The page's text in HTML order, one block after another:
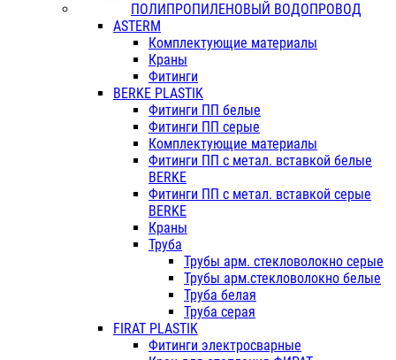
ПОЛИПРОПИЛЕНОВЫЙ ВОДОПРОВОД
ASTERM
Комплектующие материалы
Краны
Фитинги
BERKE PLASTIK
Фитинги ПП белые
Фитинги ПП серые
Комплектующие материалы
Фитинги ПП с метал. вставкой белые
BERKE
Фитинги ПП с метал. вставкой серые
BERKE
Краны
Труба
Трубы арм. стекловолокно серые
Трубы арм.стекловолокно белые
Труба белая
Труба серая
FIRAT PLASTIK
Фитинги электросварные